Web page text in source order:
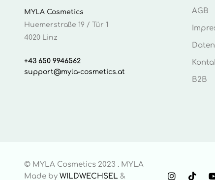
MYLA Cosmetics
Huemerstraße 19 / Tür 1
4020 Linz
+43 650 9946562
support@myla-cosmetics.at
AGB
B2B
© MYLA Cosmetics 2023 . MYLA
Made by WILDWECHSEL &